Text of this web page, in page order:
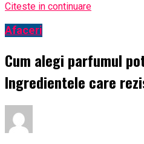
Citeste in continuare
Afaceri
Cum alegi parfumul
Ingredientele care